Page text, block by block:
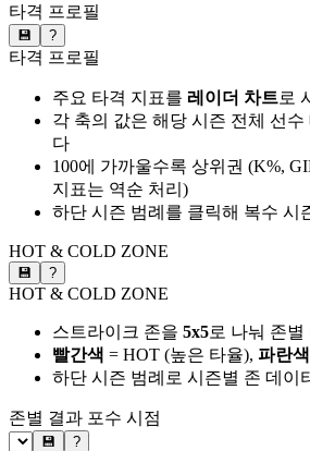
타격 프로필
💾 ?
타격 프로필
주요 타격 지표를 레이더 차트로
각 축의 값은 해당 시즌 전체 선수
다
100에 가까울수록 상위권 (K%,
지표는 역순 처리)
하단 시즌 범례를 클릭해 복수 시
HOT & COLD ZONE
💾 ?
HOT & COLD ZONE
스트라이크 존을 5x5로 나눠 존별
빨간색 = HOT (높은 타율), 파란색
하단 시즌 범례로 시즌별 존 데이
존별 결과 포수 시점
💾 ?